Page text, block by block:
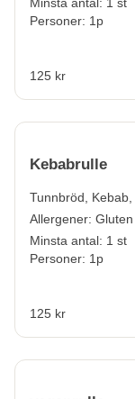
Personer: 1p
125 kr
Kebabrulle
Tunnbröd,
Allergener:
Minsta antal: 1 st
Personer: 1p
125 kr